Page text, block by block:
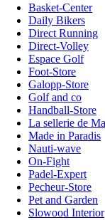
Basket-Center
Daily Bikers
Direct Running
Direct-Volley
Espace Golf
Foot-Store
Galopp-Store
Golf and co
Handball-Store
La sellerie de
Made in Paradis
Nauti-wave
On-Fight
Padel-Expert
Pecheur-Store
Pet and Garden
Slowood Interior